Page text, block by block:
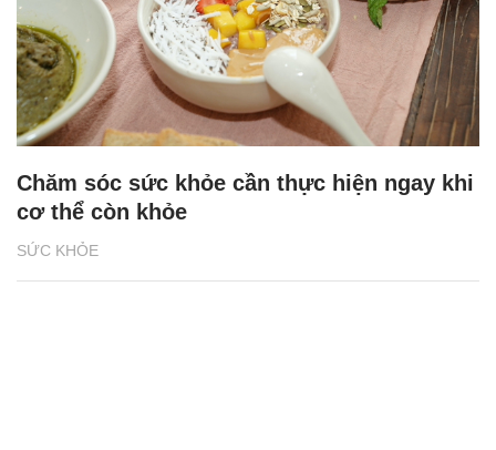
SỨC KHỎE
Chăm sóc sức khỏe cần thực hiện ngay khi
cơ thể còn khỏe